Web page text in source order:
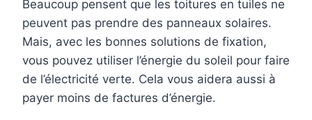
Beaucoup pensent que les toitures en tuiles ne
peuvent pas prendre des panneaux solaires.
Mais, avec les bonnes solutions de fixation,
vous pouvez utiliser l’énergie du soleil pour faire
de l’électricité verte. Cela vous aidera aussi à
payer moins de factures d’énergie.